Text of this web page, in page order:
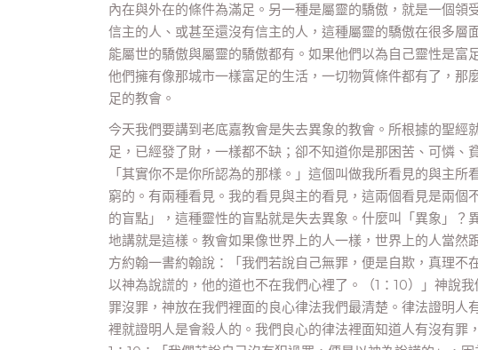
內在與外在的條件為滿足。另一種是屬靈的驕傲，就是一個
信主的人、或甚至還沒有信主的人，這種屬靈的驕傲在很多
能屬世的驕傲與屬靈的驕傲都有。如果他們以為自己靈性是
他們擁有像那城市一樣富足的生活，一切物質條件都有了，
足的教會。
今天我們要講到老底嘉教會是失去異象的教會。所根據的聖
足，已經發了財，一樣都不缺；卻不知道你是那困苦、可憐、
「其實你不是你所認為的那樣。」這個叫做我所看見的與主
窮的。有兩種看見。我的看見與主的看見，這兩個看見是兩
的盲點」，這種靈性的盲點就是失去異象。什麼叫「異象」
地講就是這樣。教會如果像世界上的人一樣，世界上的人當
方約翰一書約翰說：「我們若說自己無罪，便是自欺，真理
以神為說謊的，他的道也不在我們心裡了。（1：10）」神說
罪沒罪，神放在我們裡面的良心律法我們最清楚。律法證明
裡就證明人是會殺人的。我們良心的律法裡面知道人有沒有